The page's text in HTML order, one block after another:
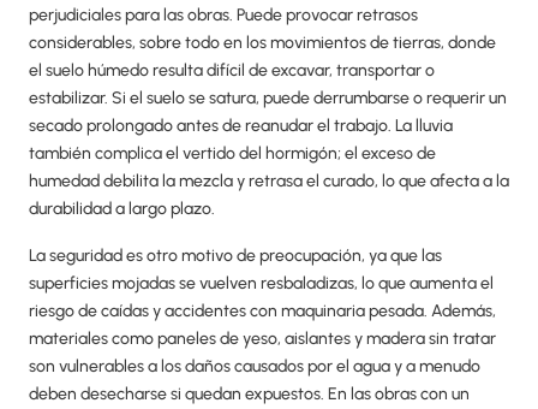
perjudiciales para las obras. Puede provocar retrasos
considerables, sobre todo en los movimientos de tierras, donde
el suelo húmedo resulta difícil de excavar, transportar o
estabilizar. Si el suelo se satura, puede derrumbarse o requerir un
secado prolongado antes de reanudar el trabajo. La lluvia
también complica el vertido del hormigón; el exceso de
humedad debilita la mezcla y retrasa el curado, lo que afecta a la
durabilidad a largo plazo.
La seguridad es otro motivo de preocupación, ya que las
superficies mojadas se vuelven resbaladizas, lo que aumenta el
riesgo de caídas y accidentes con maquinaria pesada. Además,
materiales como paneles de yeso, aislantes y madera sin tratar
son vulnerables a los daños causados por el agua y a menudo
deben desecharse si quedan expuestos. En las obras con un